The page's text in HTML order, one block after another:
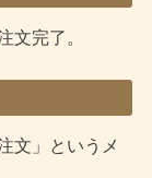
文完了。
文」というメ